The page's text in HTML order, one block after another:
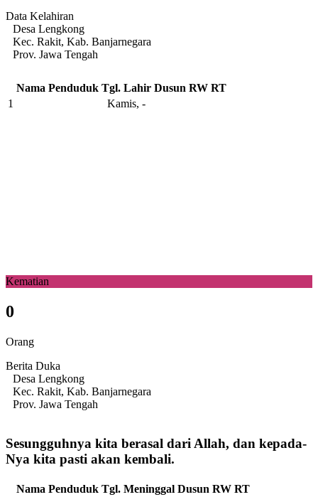
Data Kelahiran
Desa Lengkong
Kec. Rakit, Kab. Banjarnegara
Prov. Jawa Tengah
Nama Penduduk Tgl. Lahir Dusun RW RT
1
Kamis, -
Kematian
0
Orang
Berita Duka
Desa Lengkong
Kec. Rakit, Kab. Banjarnegara
Prov. Jawa Tengah
Sesungguhnya kita berasal dari Allah, dan kepada-
Nya kita pasti akan kembali.
Nama Penduduk Tgl. Meninggal Dusun RW RT